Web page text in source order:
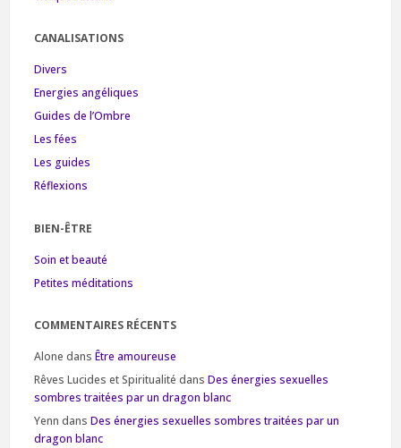
CANALISATIONS
Divers
Energies angéliques
Guides de l’Ombre
Les fées
Les guides
Réflexions
BIEN-ÊTRE
Soin et beauté
Petites méditations
COMMENTAIRES RÉCENTS
Alone dans Être amoureuse
Rêves Lucides et Spiritualité dans Des énergies sexuelles
sombres traitées par un dragon blanc
Yenn dans Des énergies sexuelles sombres traitées par un
dragon blanc